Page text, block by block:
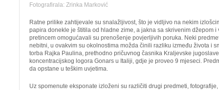
Fotografirala: Zrinka Marković
Ratne prilike zahtijevale su snalažljivost, što je vidljivo na nekim
papira donekle je štitila od hladne zime, a jakna sa skrivenim džepom i
pretincem omogućavali su prenošenje povjerljivih poruka. Neki
nebitni, u ovakvim su okolnostima možda činili razliku između života i
torba Rajka Paulina, prethodno pričuvnog časnika Kraljevske
koncentracijskog logora Gonars u Italiji, gdje je proveo 9 mjeseci.
da opstane u teškim uvjetima.
Uz spomenute eksponate izloženi su različiti drugi predmeti,